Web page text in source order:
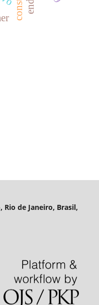
de Janeiro, Brasil,